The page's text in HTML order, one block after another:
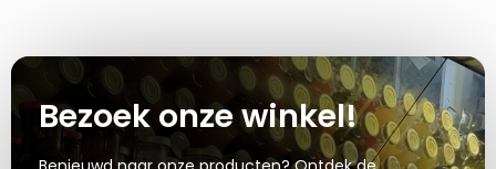
Bezoek onze winkel!